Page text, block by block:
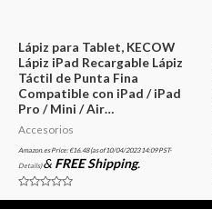
5Lápiz para Tablet, KECOW
Lápiz iPad Recargable Lápiz
Táctil de Punta Fina
Compatible con iPad / iPad
Pro / Mini / Air…
Accesorios
Amazon.es Price:€16.48(as of 10/04/2023 14:09 PST-
Details)& FREE Shipping.